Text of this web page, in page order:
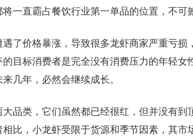
一直霸占餐饮行业第一单品的位置，不可
了价格暴涨，导致很多龙虾商家严重亏损
目标消费者是完全没有消费压力的年轻女
几年，必然会继续成长。
品类，它们虽然都已经很红，但并没有到
比，小龙虾受限于货源和季节因素，其市